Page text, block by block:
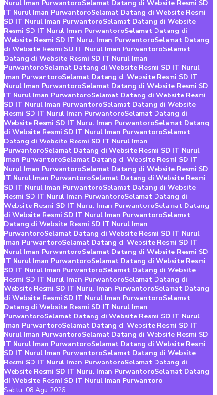
Nurul Iman PurwantoroSelamat Datang di Website Resmi SD
IT Nurul Iman PurwantoroSelamat Datang di Website Resmi
SD IT Nurul Iman PurwantoroSelamat Datang di Website
Resmi SD IT Nurul Iman PurwantoroSelamat Datang di
Website Resmi SD IT Nurul Iman PurwantoroSelamat Datang
di Website Resmi SD IT Nurul Iman PurwantoroSelamat
Datang di Website Resmi SD IT Nurul Iman
PurwantoroSelamat Datang di Website Resmi SD IT Nurul
Iman PurwantoroSelamat Datang di Website Resmi SD IT
Nurul Iman PurwantoroSelamat Datang di Website Resmi SD
IT Nurul Iman PurwantoroSelamat Datang di Website Resmi
SD IT Nurul Iman PurwantoroSelamat Datang di Website
Resmi SD IT Nurul Iman PurwantoroSelamat Datang di
Website Resmi SD IT Nurul Iman PurwantoroSelamat Datang
di Website Resmi SD IT Nurul Iman PurwantoroSelamat
Datang di Website Resmi SD IT Nurul Iman
PurwantoroSelamat Datang di Website Resmi SD IT Nurul
Iman PurwantoroSelamat Datang di Website Resmi SD IT
Nurul Iman PurwantoroSelamat Datang di Website Resmi SD
IT Nurul Iman PurwantoroSelamat Datang di Website Resmi
SD IT Nurul Iman PurwantoroSelamat Datang di Website
Resmi SD IT Nurul Iman PurwantoroSelamat Datang di
Website Resmi SD IT Nurul Iman PurwantoroSelamat Datang
di Website Resmi SD IT Nurul Iman PurwantoroSelamat
Datang di Website Resmi SD IT Nurul Iman
PurwantoroSelamat Datang di Website Resmi SD IT Nurul
Iman PurwantoroSelamat Datang di Website Resmi SD IT
Nurul Iman PurwantoroSelamat Datang di Website Resmi SD
IT Nurul Iman PurwantoroSelamat Datang di Website Resmi
SD IT Nurul Iman PurwantoroSelamat Datang di Website
Resmi SD IT Nurul Iman PurwantoroSelamat Datang di
Website Resmi SD IT Nurul Iman PurwantoroSelamat Datang
di Website Resmi SD IT Nurul Iman PurwantoroSelamat
Datang di Website Resmi SD IT Nurul Iman
PurwantoroSelamat Datang di Website Resmi SD IT Nurul
Iman PurwantoroSelamat Datang di Website Resmi SD IT
Nurul Iman PurwantoroSelamat Datang di Website Resmi SD
IT Nurul Iman PurwantoroSelamat Datang di Website Resmi
SD IT Nurul Iman PurwantoroSelamat Datang di Website
Resmi SD IT Nurul Iman PurwantoroSelamat Datang di
Website Resmi SD IT Nurul Iman PurwantoroSelamat Datang
di Website Resmi SD IT Nurul Iman Purwantoro
Sabtu, 08 Agu 2026